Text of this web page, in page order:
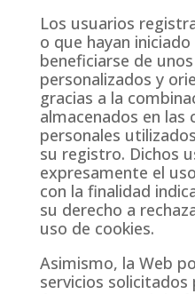
Los usuarios
o que hayan
beneficiarse de
personalizados y
gracias a la
almacenados en las
personales
su registro. Dichos
expresamente el
con la finalidad
su derecho a
uso de cookies.
Asimismo, la Web
servicios